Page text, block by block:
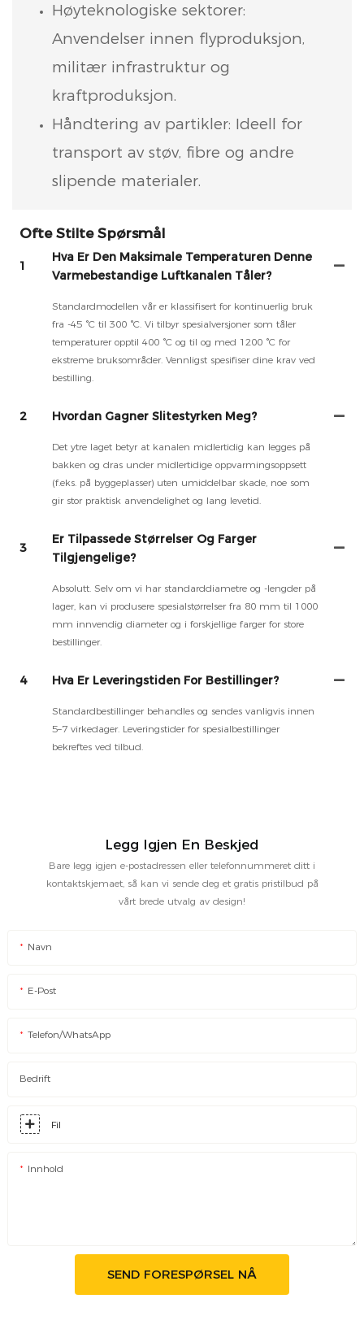
Høyteknologiske sektorer:
Anvendelser innen flyproduksjon,
militær infrastruktur og
kraftproduksjon.
Håndtering av partikler: Ideell for
transport av støv, fibre og andre
slipende materialer.
Ofte Stilte Spørsmål
1
Hva Er Den Maksimale Temperaturen Denne
Varmebestandige Luftkanalen Tåler?
Standardmodellen vår er klassifisert for kontinuerlig bruk
fra -45 °C til 300 °C. Vi tilbyr spesialversjoner som tåler
temperaturer opptil 400 °C og til og med 1200 °C for
ekstreme bruksområder. Vennligst spesifiser dine krav ved
bestilling.
2 Hvordan Gagner Slitestyrken Meg?
Det ytre laget betyr at kanalen midlertidig kan legges på
bakken og dras under midlertidige oppvarmingsoppsett
(f.eks. på byggeplasser) uten umiddelbar skade, noe som
gir stor praktisk anvendelighet og lang levetid.
3
Er Tilpassede Størrelser Og Farger
Tilgjengelige?
Absolutt. Selv om vi har standarddiametre og -lengder på
lager, kan vi produsere spesialstørrelser fra 80 mm til 1000
mm innvendig diameter og i forskjellige farger for store
bestillinger.
4 Hva Er Leveringstiden For Bestillinger?
Standardbestillinger behandles og sendes vanligvis innen
5–7 virkedager. Leveringstider for spesialbestillinger
bekreftes ved tilbud.
Legg Igjen En Beskjed
Bare legg igjen e-postadressen eller telefonnummeret ditt i
kontaktskjemaet, så kan vi sende deg et gratis pristilbud på
vårt brede utvalg av design!
Navn
E-Post
Telefon/WhatsApp
Bedrift
Fil
Innhold
SEND FORESPØRSEL NÅ